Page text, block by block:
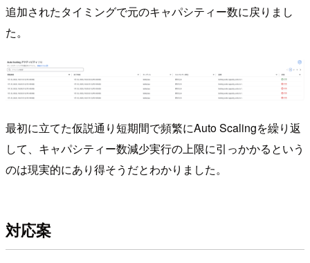
追加されたタイミングで元のキャパシティー数に戻りまし
た。
最初に立てた仮説通り短期間で頻繁にAuto Scalingを繰り返
して、キャパシティー数減少実行の上限に引っかかるという
のは現実的にあり得そうだとわかりました。
対応案